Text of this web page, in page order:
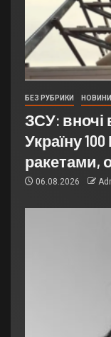
БЕЗ РУБРИКИ НОВИНИ
ЗСУ: вночі
Україну
ракетами,
06.08.2026